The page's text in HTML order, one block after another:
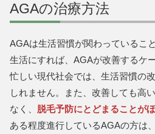
AGAの治療方法
AGAは生活習慣が関わっているこ
生活にすれば、AGAが改善するケ
忙しい現代社会では、生活習慣の
しれません。また、改善しても高
なく、 脱毛予防にとどまることが
ある程度進行しているAGAの方は、